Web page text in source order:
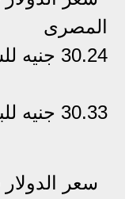
المصرى
30.24 جنيه للشراء.
30.33 جنيه للبيع.
سعر